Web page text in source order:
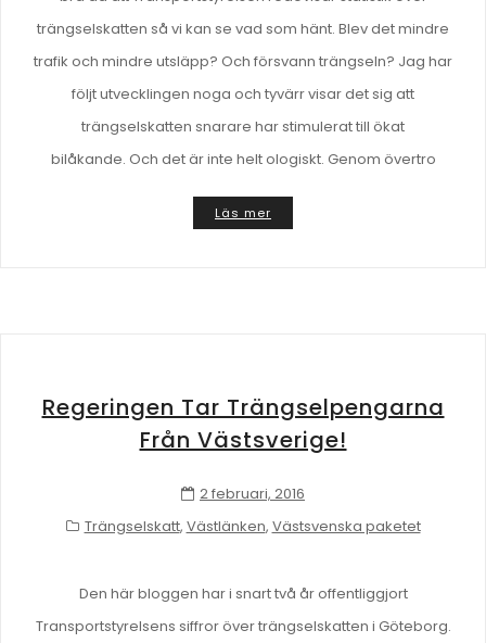
trängselskatten så vi kan se vad som hänt. Blev det mindre
trafik och mindre utsläpp? Och försvann trängseln? Jag har
följt utvecklingen noga och tyvärr visar det sig att
trängselskatten snarare har stimulerat till ökat
bilåkande. Och det är inte helt ologiskt. Genom övertro
Läs mer
Regeringen Tar Trängselpengarna
Från Västsverige!
2 februari, 2016
Trängselskatt, Västlänken, Västsvenska paketet
Den här bloggen har i snart två år offentliggjort
Transportstyrelsens siffror över trängselskatten i Göteborg.